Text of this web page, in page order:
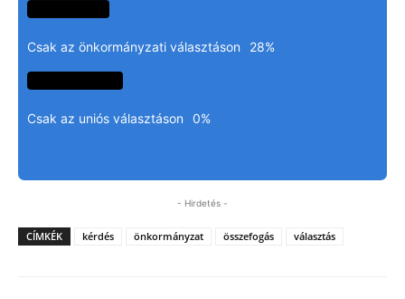
Csak az önkormányzati választáson 28%
Csak az uniós választáson 0%
- Hirdetés -
CÍMKÉK kérdés önkormányzat összefogás választás